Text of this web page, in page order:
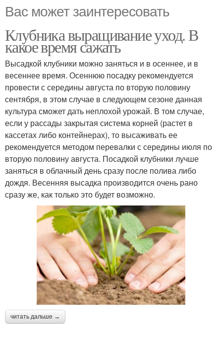
Вас может заинтересовать
Клубника выращивание уход. В
какое время сажать
Высадкой клубники можно заняться и в осеннее, и в
весеннее время. Осеннюю посадку рекомендуется
провести с середины августа по вторую половину
сентября, в этом случае в следующем сезоне данная
культура сможет дать неплохой урожай. В том случае,
если у рассады закрытая система корней (растет в
кассетах либо контейнерах), то высаживать ее
рекомендуется методом перевалки с середины июля по
вторую половину августа. Посадкой клубники лучше
заняться в облачный день сразу после полива либо
дождя. Весенняя высадка производится очень рано
сразу же, как только это будет возможно.
читать дальше →